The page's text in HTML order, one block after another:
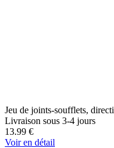
Jeu de joints-soufflets,
Livraison sous 3-4 jours
13.99 €
Voir en détail